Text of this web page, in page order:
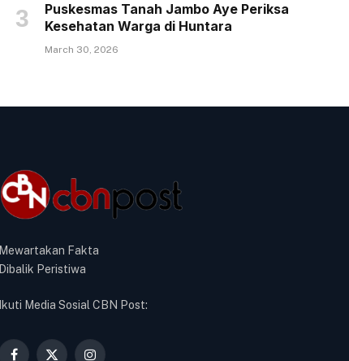
Puskesmas Tanah Jambo Aye Periksa
Kesehatan Warga di Huntara
March 30, 2026
Mewartakan Fakta
Dibalik Peristiwa
Ikuti Media Sosial CBN Post: